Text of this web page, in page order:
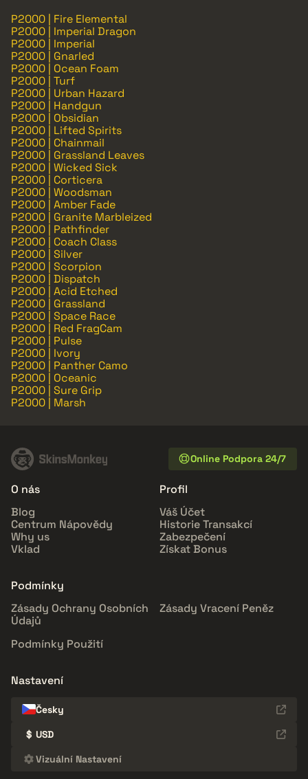
P2000 | Fire Elemental
P2000 | Imperial Dragon
P2000 | Imperial
P2000 | Gnarled
P2000 | Ocean Foam
P2000 | Turf
P2000 | Urban Hazard
P2000 | Handgun
P2000 | Obsidian
P2000 | Lifted Spirits
P2000 | Chainmail
P2000 | Grassland Leaves
P2000 | Wicked Sick
P2000 | Corticera
P2000 | Woodsman
P2000 | Amber Fade
P2000 | Granite Marbleized
P2000 | Pathfinder
P2000 | Coach Class
P2000 | Silver
P2000 | Scorpion
P2000 | Dispatch
P2000 | Acid Etched
P2000 | Grassland
P2000 | Space Race
P2000 | Red FragCam
P2000 | Pulse
P2000 | Ivory
P2000 | Panther Camo
P2000 | Oceanic
P2000 | Sure Grip
P2000 | Marsh
Online Podpora 24/7
O nás
Blog
Centrum Nápovědy
Why us
Vklad
Profil
Váš Účet
Historie Transakcí
Zabezpečení
Získat Bonus
Podmínky
Zásady Ochrany Osobních
Údajů
Zásady Vracení Peněz
Podmínky Použití
Nastavení
Česky
$ USD
Vizuální Nastavení